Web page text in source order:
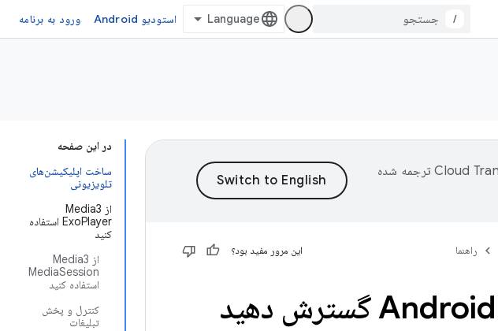
/ استودیو Android ورود به برنامه
در این صفحه
ساخت اپلیکیشن‌های
تلویزیونی
از Media3
ExoPlayer استفاده
کنید
از Media3
MediaSession
استفاده کنید
کنترل و پخش
تبلیغات
ترجمه شده
راهنما این مرور مفید بود؟